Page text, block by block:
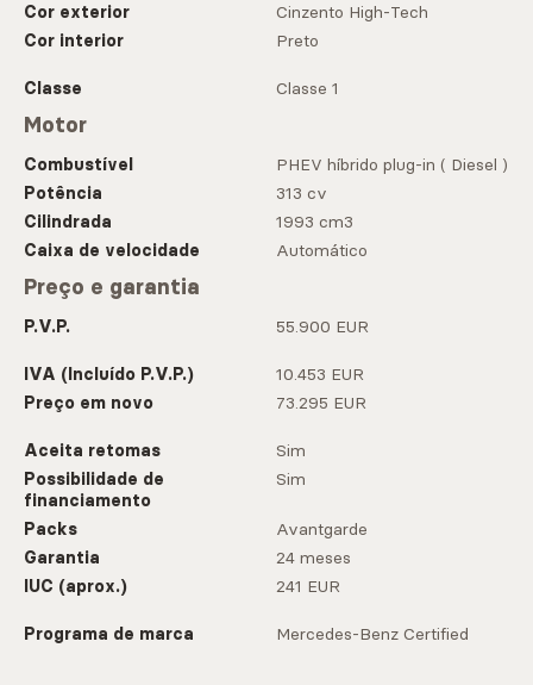
Cor exterior
Cinzento High-Tech
Cor interior
Preto
Classe Classe 1
Motor
Combustível
PHEV híbrido plug-in ( Diesel )
Potência
313 cv
Cilindrada
1993 cm3
Caixa de velocidade
Automático
Preço e garantia
P.V.P. 55.900 EUR
IVA (Incluído P.V.P.)
10.453 EUR
Preço em novo
73.295 EUR
Aceita retomas
Sim
Possibilidade de
financiamento
Sim
Packs
Avantgarde
Garantia
24 meses
IUC (aprox.)
241 EUR
Programa de marca Mercedes-Benz Certified